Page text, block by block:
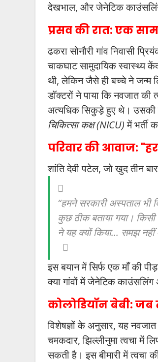
देखभाल, और जेनेटिक
प्रसव की रात: एक
ढकरा सोनौरी गांव निवासी
चाकघाट सामुदायिक स्वास्थ्य
थी, लेकिन जैसे ही बच्चे ने
डॉक्टरों ने पाया कि नवजात
अत्यधिक सिकुड़े हुए थे। उसकी
चिकित्सा कक्ष (NICU)में भर्ती
परिवार की आवाज:
शांति देवी पटेल, जो खुद तीन
“हमने सरकारी अस्पताल भी
कुछ ठीक बताया गया।
ने यह क्यों किया... समझ
इस बयान में सिर्फ एक माँ की
क्या गांवों में जेनेटिक काउंसलिंग
कोलोडियॉन बेबी: जब
विशेषज्ञों के अनुसार, यह
चमकदार, झिल्लीनुमा त्वचा में
सकती है। इस बीमारी में